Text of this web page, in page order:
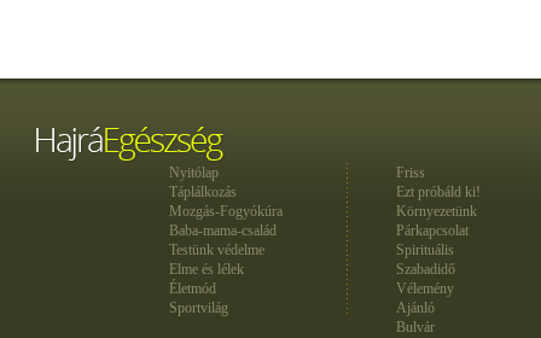
Nyitólap
Táplálkozás
Mozgás-Fogyókúra
Baba-mama-család
Testünk védelme
Elme és lélek
Életmód
Sportvilág
Friss
Ezt próbáld ki!
Környezetünk
Párkapcsolat
Spirituális
Szabadidő
Vélemény
Ajánló
Bulvár